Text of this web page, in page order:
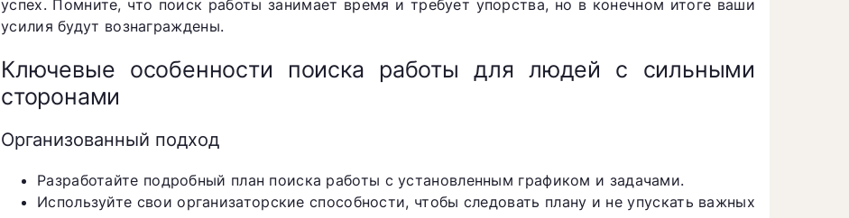
успех. Помните, что поиск работы занимает время и требует упорства, но в конечном итоге ваши
усилия будут вознаграждены.
Ключевые особенности поиска работы для людей с сильными
сторонами
Организованный подход
Разработайте подробный план поиска работы с установленным графиком и задачами.
Используйте свои организаторские способности, чтобы следовать плану и не упускать важных